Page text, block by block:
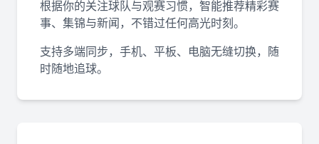
根据你的关注球队与观赛习惯，智能推荐精彩赛
事、集锦与新闻，不错过任何高光时刻。
支持多端同步，手机、平板、电脑无缝切换，随
时随地追球。